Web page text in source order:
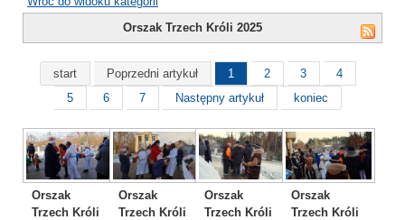
Orszak Trzech Króli 2025
start Poprzedni artykuł 1 2 3
4
5
6 7 Następny artykuł koniec
Orszak
Trzech Króli
Orszak
Trzech Króli
Orszak
Trzech Króli
Orszak
Trzech Króli